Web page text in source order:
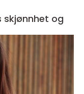
skjønnhet og